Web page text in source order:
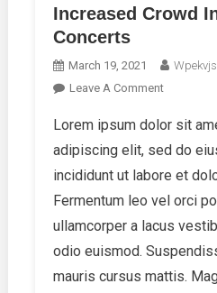
Increased Crowd
Concerts
March 19, 2021
Leave A CommentOn
Crowd
In
Musical
Lorem ipsum dolor sit
adipiscing elit, sed do
incididunt ut labore et
Fermentum leo vel orci
ullamcorper a lacus
odio euismod.
mauris cursus mattis.